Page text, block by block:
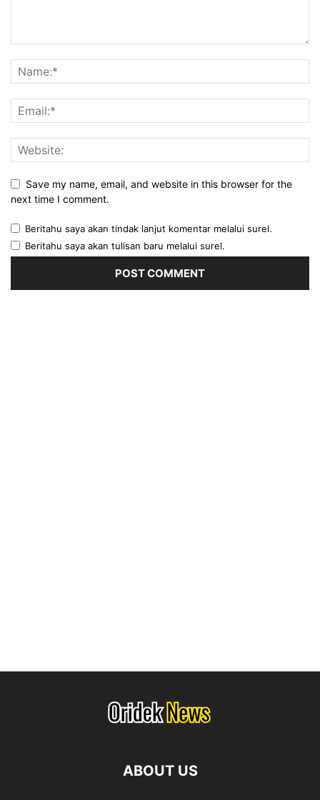
Save my name, email, and website in this browser for the
next time I comment.
Beritahu saya akan tindak lanjut komentar melalui surel.
Beritahu saya akan tulisan baru melalui surel.
ABOUT US